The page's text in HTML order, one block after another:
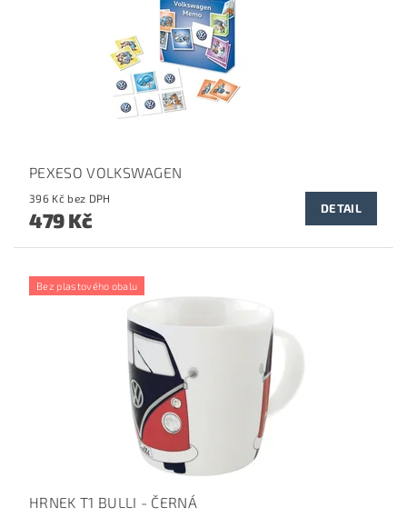
PEXESO VOLKSWAGEN
396 Kč bez DPH
479 Kč DETAIL
Bez plastového obalu
HRNEK T1 BULLI - ČERNÁ